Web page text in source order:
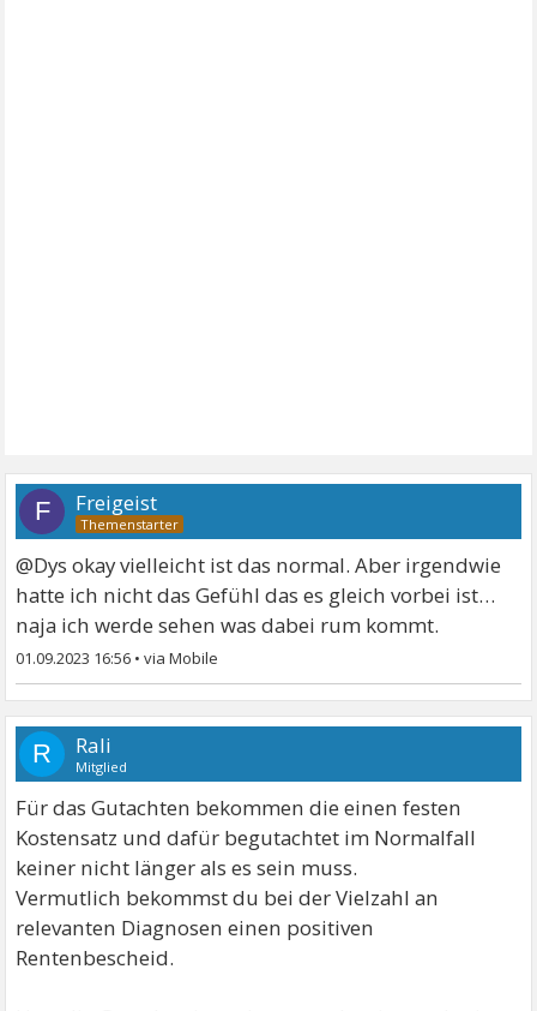
F Freigeist
@Dys okay vielleicht ist das normal. Aber irgendwie
hatte ich nicht das Gefühl das es gleich vorbei ist…
naja ich werde sehen was dabei rum kommt.
01.09.2023 16:56 •
R Rali
Mitglied
Für das Gutachten bekommen die einen festen
Kostensatz und dafür begutachtet im Normalfall
keiner nicht länger als es sein muss.
Vermutlich bekommst du bei der Vielzahl an
relevanten Diagnosen einen positiven
Rentenbescheid.